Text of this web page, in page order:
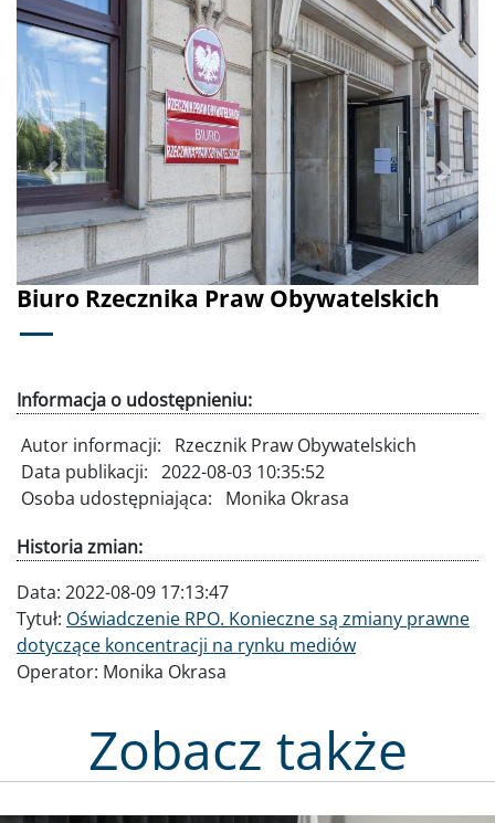
Biuro Rzecznika Praw Obywatelskich
Poprzednie Dalej
Informacja o udostępnieniu:
Autor informacji:
Rzecznik Praw Obywatelskich
Data publikacji: 2022-08-03 10:35:52
Osoba udostępniająca:
Monika Okrasa
Historia zmian:
Data: 2022-08-09 17:13:47
Tytuł: Oświadczenie RPO. Konieczne są zmiany prawne
dotyczące koncentracji na rynku mediów
Operator: Monika Okrasa
Zobacz także